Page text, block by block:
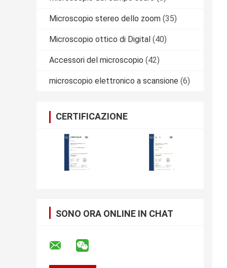
Microscopio stereo dello zoom (35)
Microscopio ottico di Digital (40)
Accessori del microscopio (42)
microscopio elettronico a scansione (6)
CERTIFICAZIONE
SONO ORA ONLINE IN CHAT